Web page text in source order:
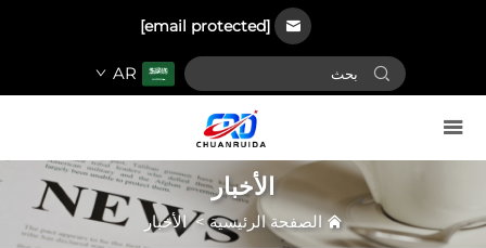
[email protected]
AR
الأخبار
الصفحة الرئيسية>الأخبار